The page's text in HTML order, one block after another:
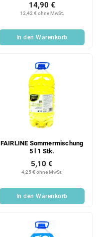
12,42 € ohne MwSt.
14,90 €
In den Warenkorb
FAIRLINE Sommermischung
5 l 1 Stk.
4,25 € ohne MwSt.
5,10 €
In den Warenkorb